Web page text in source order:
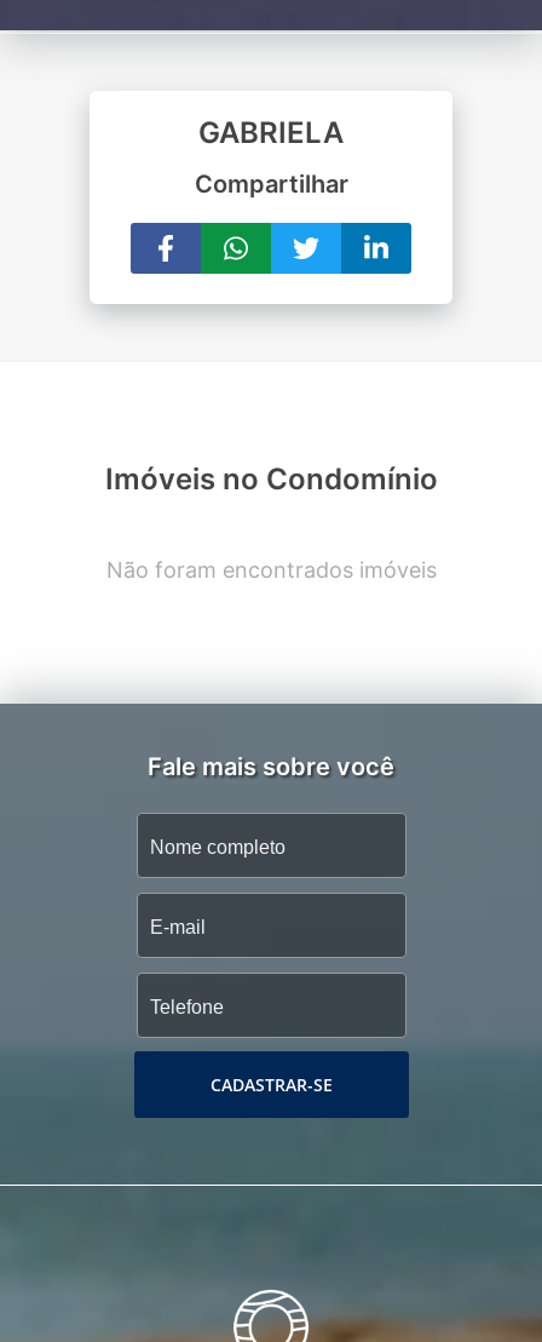
GABRIELA
Compartilhar
Imóveis no Condomínio
Não foram encontrados imóveis
Fale mais sobre você
CADASTRAR-SE